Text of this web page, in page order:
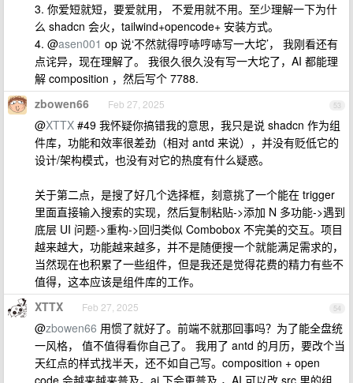
3. 你爱短就短，要爱就用， 不爱用就不用。至少理解一下为什
么 shadcn 会火，tailwind+opencode+ 安装方式。
4. @asen001 op 说‘不然就得哼哧哼哧写一大坨’， 我刚看还有
点诧异，现在理解了。 我很久很久没有写一大坨了，AI 都能理
解 composition ，然后写个 7788.
53
zbowen66 Feb 27, 2025
@XTTX #49 我怀疑你搞错我的意思，我只是说 shadcn 作为组
件库，功能和效率很差劲（相对 antd 来说），并没有贬低它的
设计/架构模式，也没有对它的热度有什么疑惑。
关于第二点，是搜了好几个选择框，刻意挑了一个能在 trigger
里面直接输入搜索的实现，然后复制粘贴->添加 N 多功能->遇到
底层 UI 问题->重构->回归类似 Combobox 不完美的交互。项目
越来越大，功能越来越多，并不是随便搜一个就能满足需求的，
当然现在也积累了一些组件，但是我还是觉得花费的精力有些不
值得，这本应该是组件库的工作。
54
XTTX Feb 27, 2025
@zbowen66 用惯了就好了。前端不就那回事吗？为了能全盘统
一风格， 值不值得看你自己了。 我用了 antd 的月历，要改个当
天红点的样式找半天，还不如自己写。composition + open
code 会越来越来普及。ai 下会更普及 ，AI 可以改 src 里的组